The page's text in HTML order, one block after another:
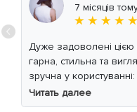
7 місяців
★ ★ ★ ★ ★
Дуже задоволені
гарна, стильна та
зручна у
м’який хід навіть по
комфортно, просторе
Читать далее